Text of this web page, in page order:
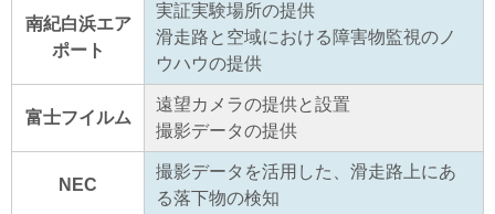
南紀白浜エア
ポート
実証実験場所の提供
滑走路と空域における障害物監視のノ
ウハウの提供
富士フイルム
遠望カメラの提供と設置
撮影データの提供
NEC
撮影データを活用した、滑走路上にあ
る落下物の検知